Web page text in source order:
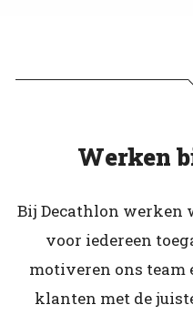
Werken
Bij Decathlon werken
voor iedereen
motiveren ons team
klanten met de